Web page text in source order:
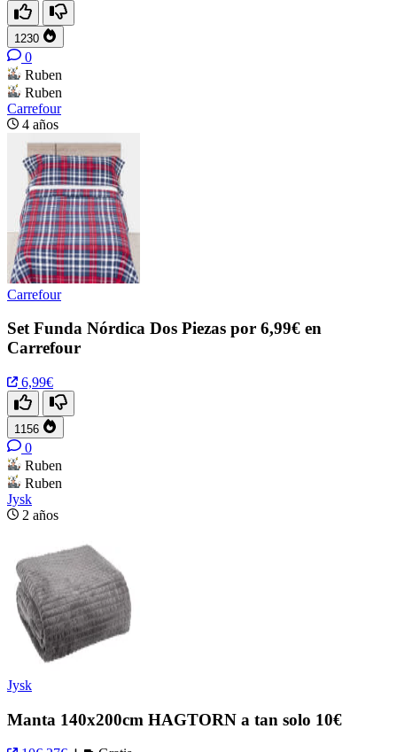
1230
0
Ruben
Ruben
Carrefour
4 años
Carrefour
Set Funda Nórdica Dos Piezas por 6,99€ en
Carrefour
6,99€
1156
0
Ruben
Ruben
Jysk
2 años
Jysk
Manta 140x200cm HAGTORN a tan solo 10€